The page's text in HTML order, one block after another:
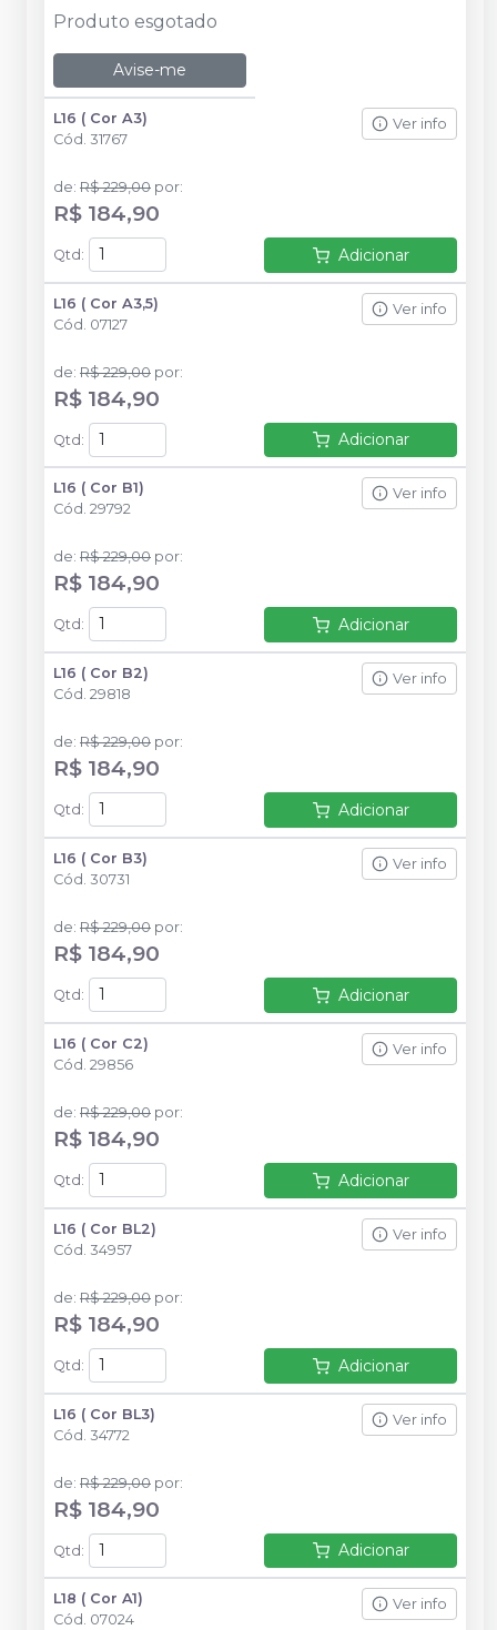
Produto esgotado
Avise-me
L16 ( Cor A3)
Cód. 31767
Ver info
de: R$ 229,00 por:
R$ 184,90
Qtd: Adicionar
L16 ( Cor A3,5)
Cód. 07127
Ver info
de: R$ 229,00 por:
R$ 184,90
Qtd: Adicionar
L16 ( Cor B1)
Cód. 29792
Ver info
de: R$ 229,00 por:
R$ 184,90
Qtd : Adicionar
L16 ( Cor B2)
Cód. 29818
Ver info
de: R$ 229,00 por:
R$ 184,90
Qtd : Adicionar
L16 ( Cor B3)
Cód. 30731
Ver info
de: R$ 229,00 por:
R$ 184,90
Qtd : Adicionar
L16 ( Cor C2)
Cód. 29856
Ver info
de: R$ 229,00 por:
R$ 184,90
Qtd : Adicionar
L16 ( Cor BL2)
Cód. 34957
Ver info
de: R$ 229,00 por:
R$ 184,90
Qtd: Adicionar
L16 ( Cor BL3)
Cód. 34772
Ver info
de: R$ 229,00 por:
R$ 184,90
Qtd: Adicionar
L18 ( Cor A1)
Cód. 07024
Ver info